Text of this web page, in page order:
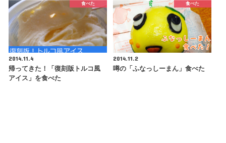
食べた
2014.11.4
帰ってきた！「復刻版トルコ風
アイス」を食べた
食べた
2014.11.2
噂の「ふなっしーまん」食べた